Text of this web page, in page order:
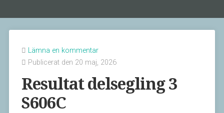
Lämna en kommentar
Publicerat den 20 maj, 2026
Resultat delsegling 3
S606C